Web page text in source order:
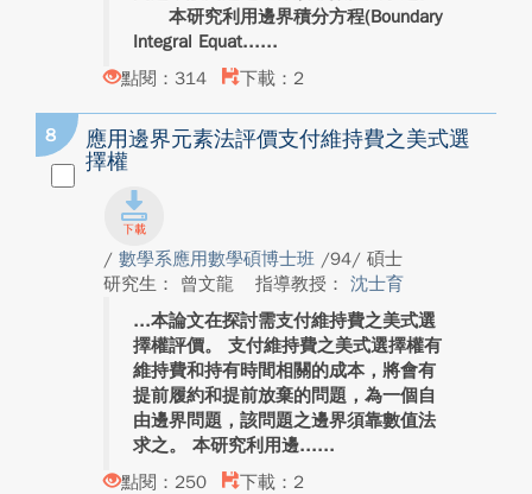
本研究利用邊界積分方程(Boundary
Integral Equat...
點閱：314
下載：2
8
應用邊界元素法評價支付維持費之美式選
擇權
/ 數學系應用數學碩博士班 /94/ 碩士
研究生： 曾文龍
指導教授： 沈士育
本論文在探討需支付維持費之美式選
擇權評價。 支付維持費之美式選擇權有
維持費和持有時間相關的成本，將會有
提前履約和提前放棄的問題，為一個自
由邊界問題，該問題之邊界須靠數值法
求之。 本研究利用邊...
點閱：250
下載：2